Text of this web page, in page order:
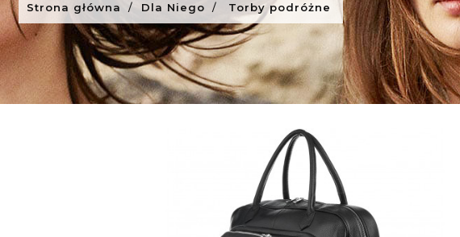
Strona główna Dla Niego Torby podróżne